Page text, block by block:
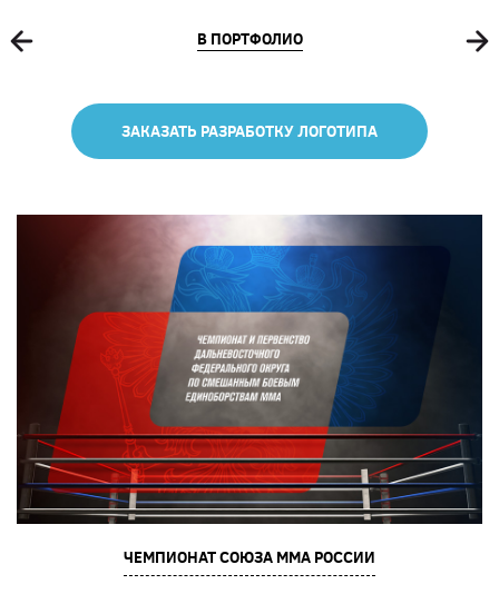
В ПОРТФОЛИО
ЗАКАЗАТЬ РАЗРАБОТКУ ЛОГОТИПА
ЧЕМПИОНАТ СОЮЗА ММА РОССИИ